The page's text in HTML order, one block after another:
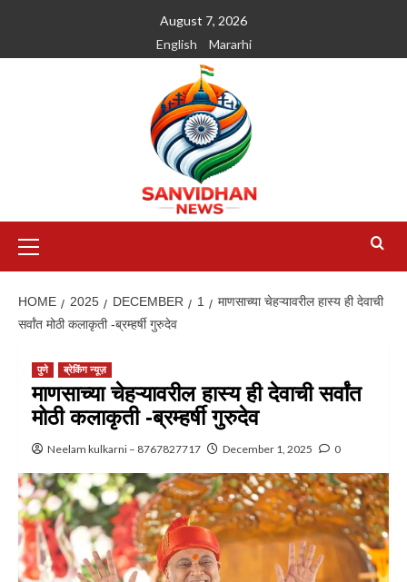
August 7, 2026
English
Mararhi
HOME 2025 DECEMBER 1
माणसाच्या चेहऱ्यावरील हास्य ही देवाची
सर्वांत मोठी कलाकृती -ब्रम्हर्षी गुरुदेव
पुणे ब्रेकिंग न्यूज़
माणसाच्या चेहऱ्यावरील हास्य ही देवाची सर्वांत
मोठी कलाकृती -ब्रम्हर्षी गुरुदेव
Neelam kulkarni – 8767827717 December 1, 2025 0